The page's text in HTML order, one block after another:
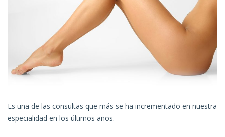
Es una de las consultas que más se ha incrementado en nuestra
especialidad en los últimos años.